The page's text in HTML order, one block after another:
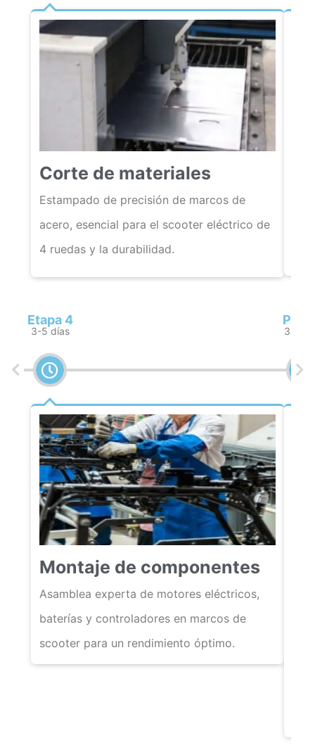
Corte de materiales
Estampado de precisión de marcos de
acero, esencial para el scooter eléctrico de
4 ruedas y la durabilidad.
Etapa 4
3-5 días
Montaje de componentes
Asamblea experta de motores eléctricos,
baterías y controladores en marcos de
scooter para un rendimiento óptimo.
3-5